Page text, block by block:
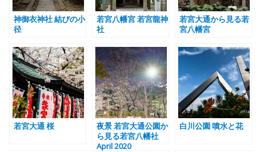
神御衣神社 結びの小
径
若宮八幡宮 若宮龍神
社
若宮大通から見る若
宮八幡宮
若宮大通 桜
夜景 若宮大通公園か
ら見る若宮八幡社
April 2020
白川公園 噴水と花